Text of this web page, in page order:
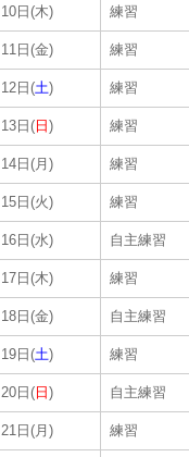
10日(木) 練習
11日(金) 練習
12日(土) 練習
13日(日 ) 練習
14日(月) 練習
15日(火) 練習
16日(水) 自主練習
17日(木) 練習
18日(金) 自主練習
19日(土) 練習
20日(日 ) 自主練習
21日(月) 練習